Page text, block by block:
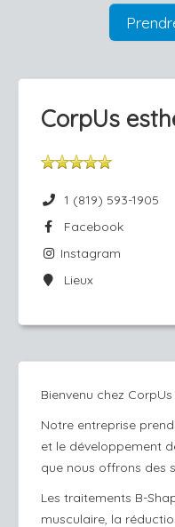
CorpUs
1 (819) 593-1905
Facebook
Instagram
Lieux
Bienvenu chez
Notre entreprise
et le développement
que nous offrons des
Les traitements B-
musculaire, la